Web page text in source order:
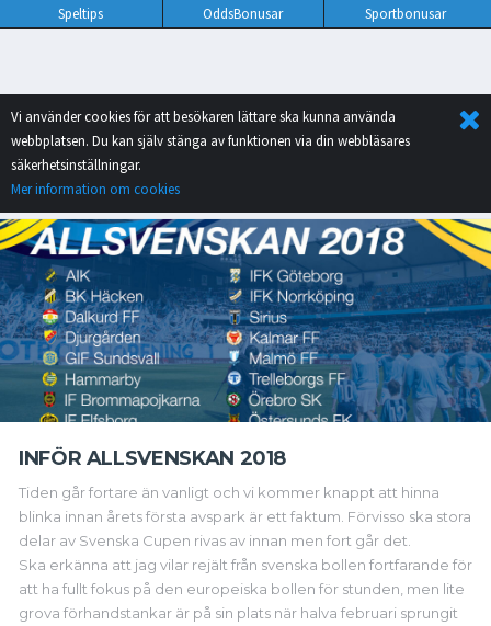
Speltips OddsBonusar Sportbonusar
Vi använder cookies för att besökaren lättare ska kunna använda
webbplatsen. Du kan själv stänga av funktionen via din webbläsares
säkerhetsinställningar.
Mer information om cookies
INFÖR ALLSVENSKAN 2018
Tiden går fortare än vanligt och vi kommer knappt att hinna
blinka innan årets första avspark är ett faktum. Förvisso ska stora
delar av Svenska Cupen rivas av innan men fort går det.
Ska erkänna att jag vilar rejält från svenska bollen fortfarande för
att ha fullt fokus på den europeiska bollen för stunden, men lite
grova förhandstankar är på sin plats när halva februari sprungit